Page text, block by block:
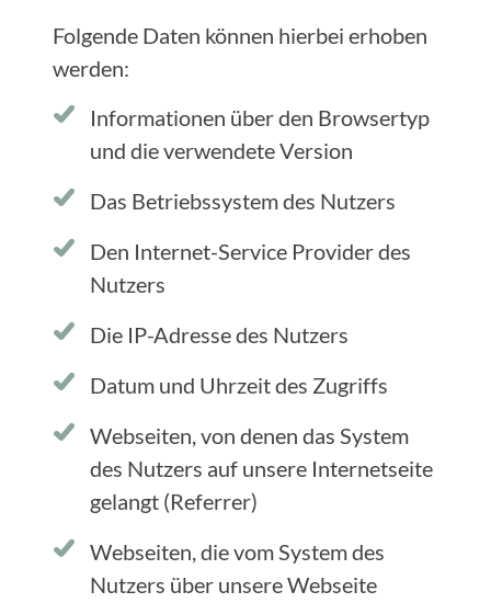
Folgende Daten können hierbei erhoben
werden:
Informationen über den Browsertyp
und die verwendete Version
Das Betriebssystem des Nutzers
Den Internet-Service Provider des
Nutzers
Die IP-Adresse des Nutzers
Datum und Uhrzeit des Zugriffs
Webseiten, von denen das System
des Nutzers auf unsere Internetseite
gelangt (Referrer)
Webseiten, die vom System des
Nutzers über unsere Webseite